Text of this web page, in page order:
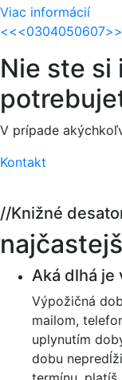
Viac informácií
<<<0304050607>
Nie ste si
V prípade
Kontakt
//Knižné
Aká dlhá je
Výpožičná
mailom,
uplynutím
dobu